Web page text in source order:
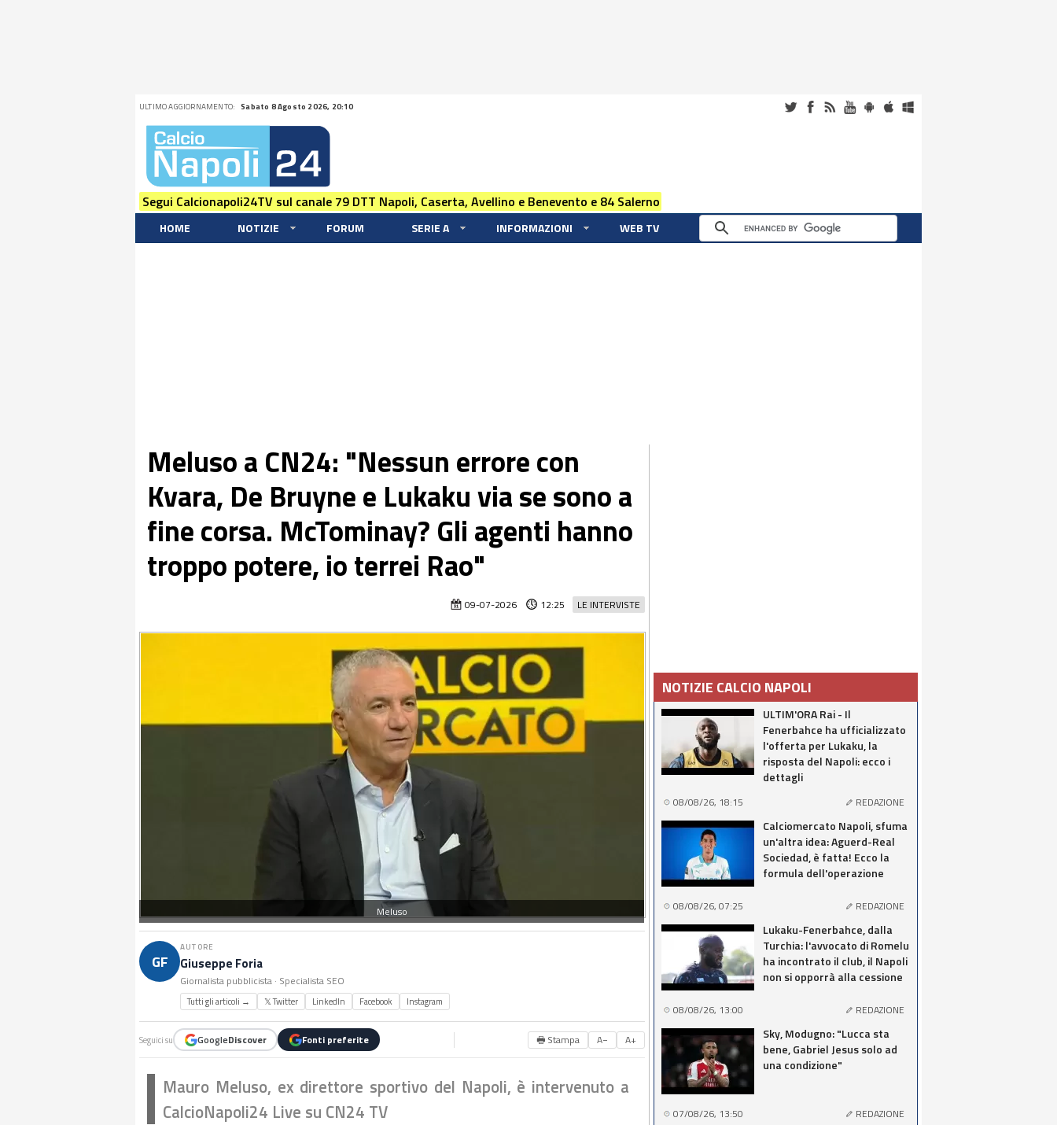
ULTIMO AGGIORNAMENTO: Sabato 8 Agosto 2026, 20:10
Segui Calcionapoli24TV sul canale 79 DTT Napoli, Caserta, Avellino e Benevento e 84 Salerno
HOME NOTIZIE FORUM SERIE A INFORMAZIONI WEB TV
Meluso a CN24: "Nessun errore con
Kvara, De Bruyne e Lukaku via se sono a
fine corsa. McTominay? Gli agenti hanno
troppo potere, io terrei Rao"
LE INTERVISTE
09-07-2026 12:25
Meluso
GF
AUTORE
Giuseppe Foria
Giornalista pubblicista · Specialista SEO
Tutti gli articoli → 𝕏 Twitter LinkedIn Facebook Instagram
Seguici su GoogleDiscover Fonti preferite 🖶 Stampa A− A+
Mauro Meluso, ex direttore sportivo del Napoli, è intervenuto a
CalcioNapoli24 Live su CN24 TV
NOTIZIE CALCIO NAPOLI
ULTIM'ORA Rai - Il
Fenerbahce ha ufficializzato
l'offerta per Lukaku, la
risposta del Napoli: ecco i
dettagli
08/08/26, 18:15 REDAZIONE
Calciomercato Napoli, sfuma
un'altra idea: Aguerd-Real
Sociedad, è fatta! Ecco la
formula dell'operazione
08/08/26, 07:25 REDAZIONE
Lukaku-Fenerbahce, dalla
Turchia: l'avvocato di Romelu
ha incontrato il club, il Napoli
non si opporrà alla cessione
08/08/26, 13:00 REDAZIONE
Sky, Modugno: "Lucca sta
bene, Gabriel Jesus solo ad
una condizione"
07/08/26, 13:50 REDAZIONE